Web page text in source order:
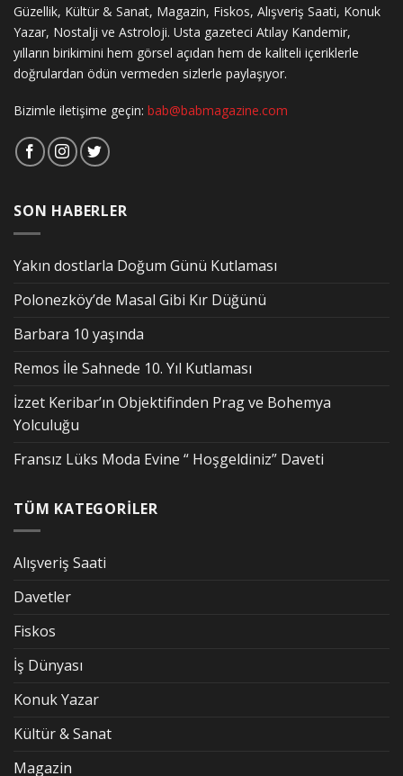
Güzellik, Kültür & Sanat, Magazin, Fiskos, Alışveriş Saati, Konuk
Yazar, Nostalji ve Astroloji. Usta gazeteci Atılay Kandemir,
yılların birikimini hem görsel açıdan hem de kaliteli içeriklerle
doğrulardan ödün vermeden sizlerle paylaşıyor.
Bizimle iletişime geçin: bab@babmagazine.com
SON HABERLER
Yakın dostlarla Doğum Günü Kutlaması
Polonezköy’de Masal Gibi Kır Düğünü
Barbara 10 yaşında
Remos İle Sahnede 10. Yıl Kutlaması
İzzet Keribar’ın Objektifinden Prag ve Bohemya
Yolculuğu
Fransız Lüks Moda Evine “ Hoşgeldiniz” Daveti
TÜM KATEGORİLER
Alışveriş Saati
Davetler
Fiskos
İş Dünyası
Konuk Yazar
Kültür & Sanat
Magazin